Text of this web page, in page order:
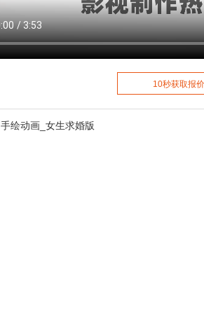
10秒获取报
手绘动画_女生求婚版